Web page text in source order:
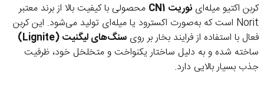
کربن اکتیو میله‌ای نوریت CN1
محصولی با کیفیت بالا از برند معتبر
Norit است که به‌صورت اکسترود یا میله‌ای تولید می‌شود. این کربن
فعال با استفاده از فرایند بخار بر روی سنگ‌های لیگنیت (Lignite)
ساخته شده و به دلیل ساختار یکنواخت و متخلخل خود، ظرفیت
جذب بسیار بالایی دارد.